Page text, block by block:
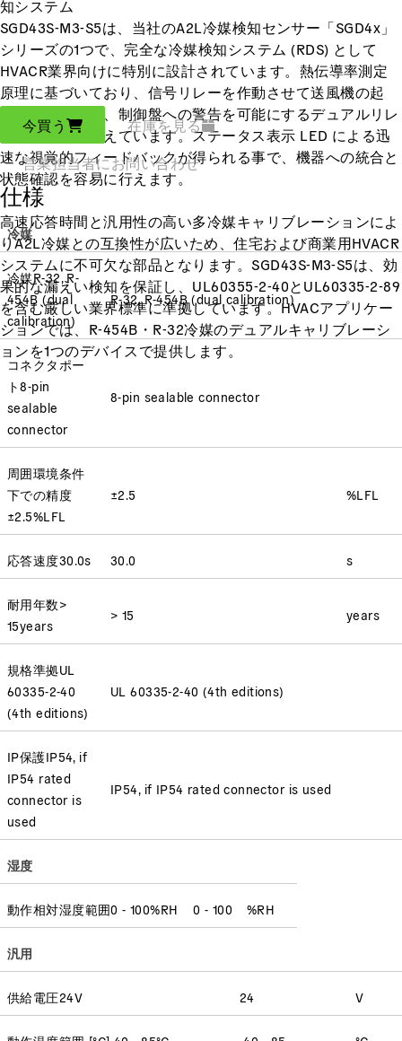
知システム
SGD43S-M3-S5は、当社のA2L冷媒検知センサー「SGD4x」
シリーズの1つで、完全な冷媒検知システム (RDS) として
HVACR業界向けに特別に設計されています。熱伝導率測定
原理に基づいており、信号リレーを作動させて送風機の起
動、負荷のオフ、制御盤への警告を可能にするデュアルリレ
ー接点出力を備えています。ステータス表示 LED による迅
速な視覚的フィードバックが得られる事で、機器への統合と
状態確認を容易に行えます。
高速応答時間と汎用性の高い多冷媒キャリブレーションによ
りA2L冷媒との互換性が広いため、住宅および商業用HVACR
システムに不可欠な部品となります。SGD43S-M3-S5は、効
果的な漏えい検知を保証し、UL60355-2-40とUL60335-2-89
を含む厳しい業界標準に準拠しています。HVACアプリケー
ションでは、R-454B・R-32冷媒のデュアルキャリブレーシ
ョンを1つのデバイスで提供します。
今買う 在庫を見る
営業担当者にお問い合わせ
仕様
冷媒
冷媒R-32, R-
454B (dual
calibration)
R-32, R-454B (dual calibration)
コネクタポー
ト8-pin
sealable
connector
8-pin sealable connector
周囲環境条件
下での精度
±2.5%LFL
±2.5 %LFL
応答速度30.0s 30.0 s
耐用年数>
15years
> 15 years
規格準拠UL
60335-2-40
(4th editions)
UL 60335-2-40 (4th editions)
IP保護IP54, if
IP54 rated
connector is
used
IP54, if IP54 rated connector is used
湿度
動作相対湿度範囲0 - 100%RH 0 - 100 %RH
汎用
供給電圧24V 24 V